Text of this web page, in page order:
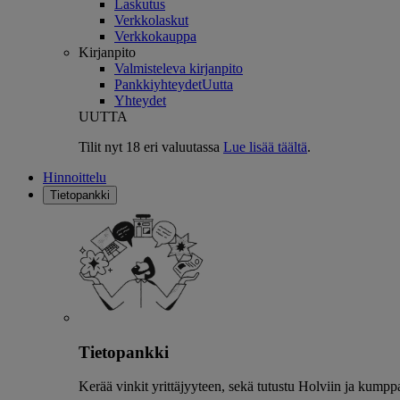
Laskutus
Verkkolaskut
Verkkokauppa
Kirjanpito
Valmisteleva kirjanpito
PankkiyhteydetUutta
Yhteydet
UUTTA
Tilit nyt 18 eri valuutassa Lue lisää täältä.
Hinnoittelu
Tietopankki
Tietopankki
Kerää vinkit yrittäjyyteen, sekä tutustu Holviin ja